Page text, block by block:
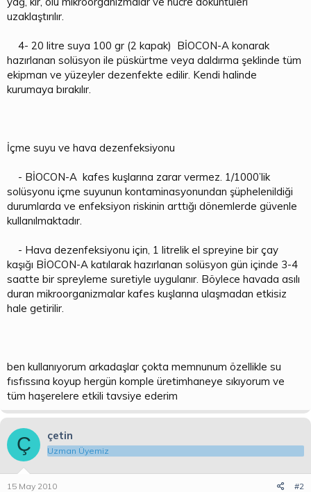
uzaklaştırılır.
4- 20 litre suya 100 gr (2 kapak) BİOCON-A konarak
hazırlanan solüsyon ile püskürtme veya daldırma şeklinde tüm
ekipman ve yüzeyler dezenfekte edilir. Kendi halinde
kurumaya bırakılır.
İçme suyu ve hava dezenfeksiyonu
- BİOCON-A kafes kuşlarına zarar vermez. 1/1000’lik
solüsyonu içme suyunun kontaminasyonundan şüphelenildiği
durumlarda ve enfeksiyon riskinin arttığı dönemlerde güvenle
kullanılmaktadır.
- Hava dezenfeksiyonu için, 1 litrelik el spreyine bir çay
kaşığı BİOCON-A katılarak hazırlanan solüsyon gün içinde 3-4
saatte bir spreyleme suretiyle uygulanır. Böylece havada asılı
duran mikroorganizmalar kafes kuşlarına ulaşmadan etkisiz
hale getirilir.
ben kullanıyorum arkadaşlar çokta memnunum özellikle su
fısfıssına koyup hergün komple üretimhaneye sıkıyorum ve
tüm haşerelere etkili tavsiye ederim
Ç çetin
Uzman Üyemiz
15 May 2010 #2